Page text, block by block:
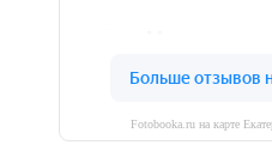
Fotobooka.ru на карте